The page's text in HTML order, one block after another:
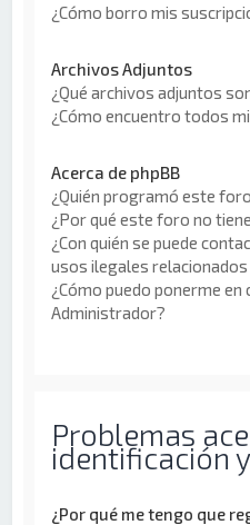
¿Cómo borro mis
Archivos Adjuntos
¿Qué archivos adjuntos
¿Cómo encuentro todos
Acerca de phpBB
¿Quién programó este
¿Por qué este foro no
¿Con quién se puede
usos ilegales
¿Cómo puedo ponerme
Administrador?
Problemas
identificación
¿Por qué me tengo que